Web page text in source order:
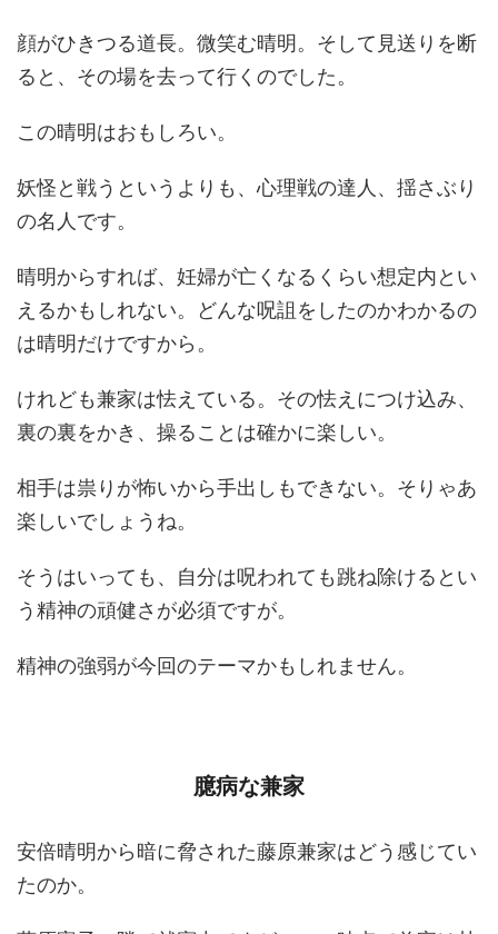
顔がひきつる道長。微笑む晴明。そして見送りを断
ると、その場を去って行くのでした。
この晴明はおもしろい。
妖怪と戦うというよりも、心理戦の達人、揺さぶり
の名人です。
晴明からすれば、妊婦が亡くなるくらい想定内とい
えるかもしれない。どんな呪詛をしたのかわかるの
は晴明だけですから。
けれども兼家は怯えている。その怯えにつけ込み、
裏の裏をかき、操ることは確かに楽しい。
相手は祟りが怖いから手出しもできない。そりゃあ
楽しいでしょうね。
そうはいっても、自分は呪われても跳ね除けるとい
う精神の頑健さが必須ですが。
精神の強弱が今回のテーマかもしれません。
臆病な兼家
安倍晴明から暗に脅された藤原兼家はどう感じてい
たのか。